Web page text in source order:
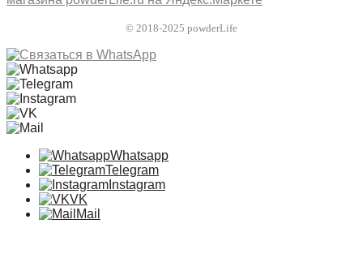
© 2018-2025 powderLife
Whatsapp
Telegram
Instagram
VK
Mail